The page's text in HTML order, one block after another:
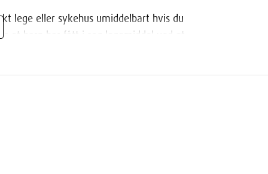
lege eller sykehus umiddelbart hvis du
et barn har fått i seg legemiddel ved et
bruken av dette legemidlet.